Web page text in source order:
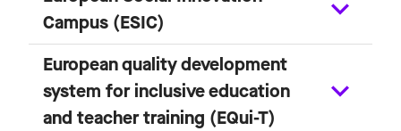
Campus (ESIC)
European quality development
system for inclusive education
and teacher training (EQui-T)